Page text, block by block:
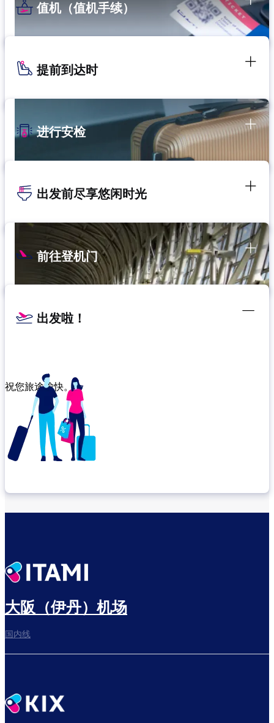
值机（值机手续）
提前到达时
进行安检
出发前尽享悠闲时光
前往登机门
出发啦！
祝您旅途愉快。
前往登机门
大阪（伊丹）机场
国内线